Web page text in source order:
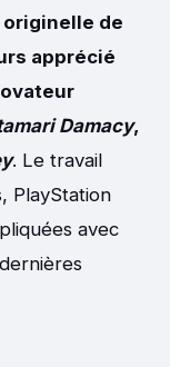
de
apprécié
Damacy,
. Le travail
PlayStation
avec